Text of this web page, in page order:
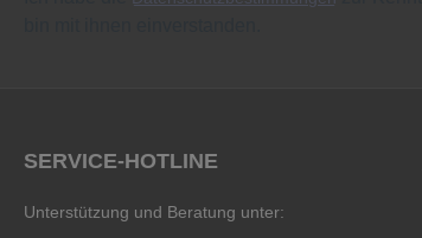
SERVICE-HOTLINE
Unterstützung und Beratung unter: